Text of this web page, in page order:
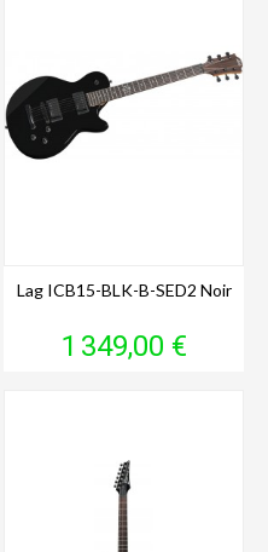
Lag ICB15-BLK-B-SED2 Noir
Prix
1 349,00 €